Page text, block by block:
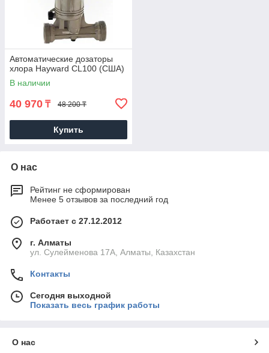
Автоматические дозаторы
хлора Hayward CL100 (США)
В наличии
40 970 ₸ 48 200 ₸
Купить
О нас
Рейтинг не сформирован
Менее 5 отзывов за последний год
Работает с 27.12.2012
г. Алматы
ул. Сулейменова 17А, Алматы, Казахстан
Контакты
Сегодня выходной
Показать весь график работы
О нас